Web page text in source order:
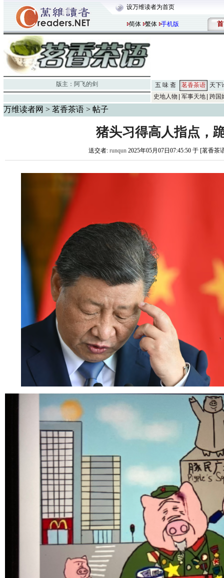
设万维读者为首页
简体 繁体 手机版 首
版主： 阿飞的剑 五 味 斋 茗香茶语
天下
史地人物
军事天地 跨国
万维读者网 > 茗香茶语 > 帖子
猪头习得高人指点，
送交者: runqun2025年05月07日07:45:50 于 [茗香茶